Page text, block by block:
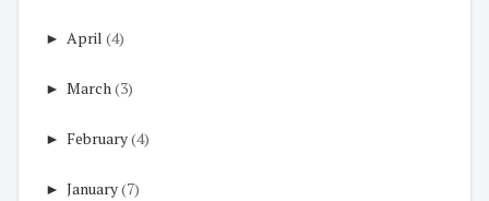
► April (4)
► March(3)
► February(4)
► January(7)